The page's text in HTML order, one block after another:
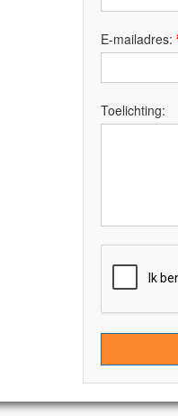
E-mailadres:
Toelichting: